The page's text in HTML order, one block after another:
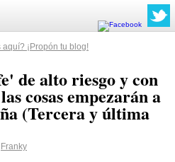
¡Propón tu blog!
de alto riesgo y con
cosas empezarán a
(Tercera y última
Franky